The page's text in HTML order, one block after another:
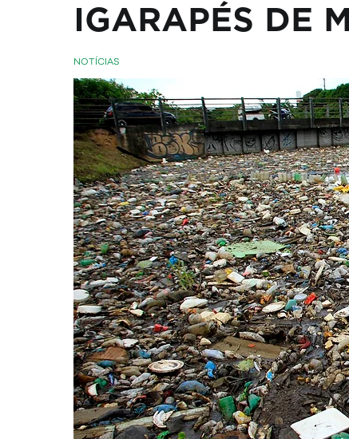
IGARAPÉS DE
NOTÍCIAS